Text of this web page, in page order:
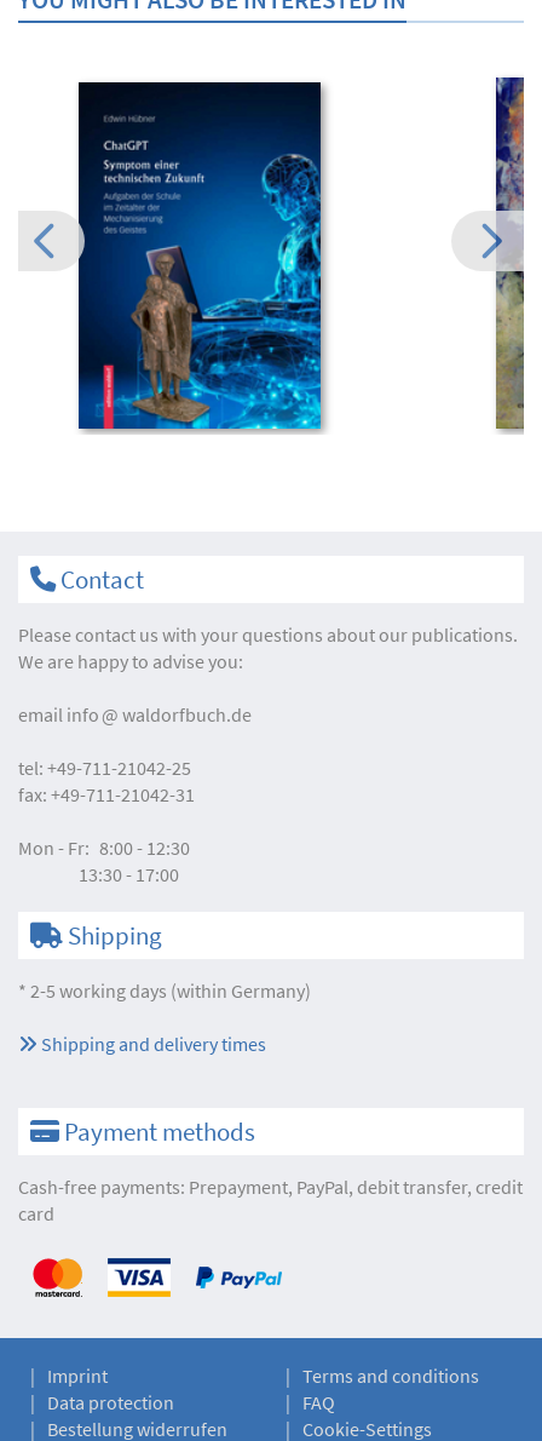
Contact
Please contact us with your questions about our publications.
We are happy to advise you:
email info waldorfbuch.de
tel: +49-711-21042-25
fax: +49-711-21042-31
Mon - Fr: 8:00 - 12:30
13:30 - 17:00
Shipping
* 2-5 working days (within Germany)
Shipping and delivery times
Payment methods
Cash-free payments: Prepayment, PayPal, debit transfer, credit
card
Imprint
Terms and conditions
Data protection
FAQ
Bestellung widerrufen
Cookie-Settings